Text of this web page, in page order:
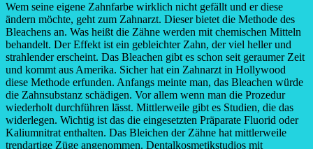
Wem seine eigene Zahnfarbe wirklich nicht gefällt und er diese
ändern möchte, geht zum Zahnarzt. Dieser bietet die Methode des
Bleachens an. Was heißt die Zähne werden mit chemischen Mitteln
behandelt. Der Effekt ist ein gebleichter Zahn, der viel heller und
strahlender erscheint. Das Bleachen gibt es schon seit geraumer Zeit
und kommt aus Amerika. Sicher hat ein Zahnarzt in Hollywood
diese Methode erfunden. Anfangs meinte man, das Bleachen würde
die Zahnsubstanz schädigen. Vor allem wenn man die Prozedur
wiederholt durchführen lässt. Mittlerweile gibt es Studien, die das
widerlegen. Wichtig ist das die eingesetzten Präparate Fluorid oder
Kaliumnitrat enthalten. Das Bleichen der Zähne hat mittlerweile
trendartige Züge angenommen. Dentalkosmetikstudios mit